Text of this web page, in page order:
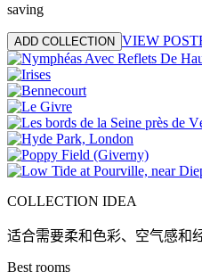
saving
ADD COLLECTION VIEW
COLLECTION IDEA
适合需要柔和色彩、空气感和
Best rooms